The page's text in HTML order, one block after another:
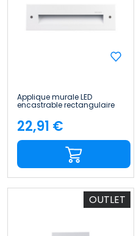
Applique murale LED
encastrable rectangulaire
Trido Medium 6 W, 300 lm,
IP65, 25x5.3x7.5cm, blanc, 25
000 h, SECOM
Price
22,91 €
OUTLET